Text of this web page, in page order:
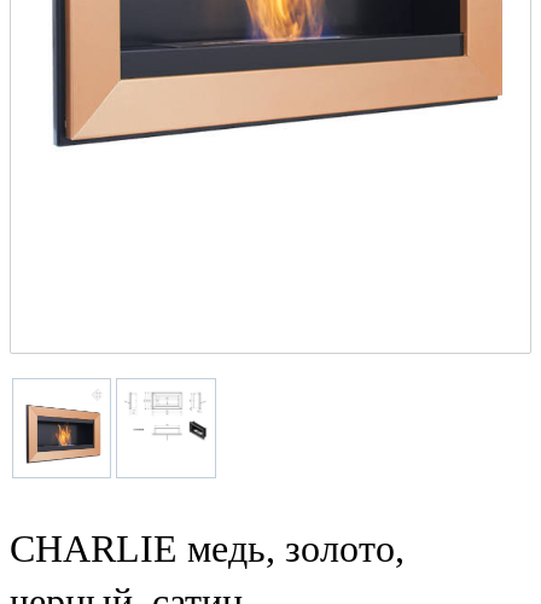
CHARLIE медь, золото,